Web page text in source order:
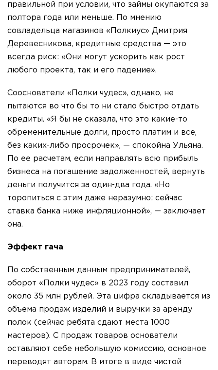
правильной при условии, что займы окупаются за
полтора года или меньше. По мнению
совладельца магазинов «Полкиус» Дмитрия
Деревесникова, кредитные средства — это
всегда риск: «Они могут ускорить как рост
любого проекта, так и его падение».
Сооснователи «Полки чудес», однако, не
пытаются во что бы то ни стало быстро отдать
кредиты. «Я бы не сказала, что это какие-то
обременительные долги, просто платим и все,
без каких-либо просрочек», — спокойна Ульяна.
По ее расчетам, если направлять всю прибыль
бизнеса на погашение задолженностей, вернуть
деньги получится за один-два года. «Но
торопиться с этим даже неразумно: сейчас
ставка банка ниже инфляционной», — заключает
она.
Эффект гача
По собственным данным предпринимателей,
оборот «Полки чудес» в 2023 году составил
около 35 млн рублей. Эта цифра складывается из
объема продаж изделий и выручки за аренду
полок (сейчас ребята сдают места 1000
мастеров). С продаж товаров основатели
оставляют себе небольшую комиссию, основное
переводят авторам. В итоге в виде чистой